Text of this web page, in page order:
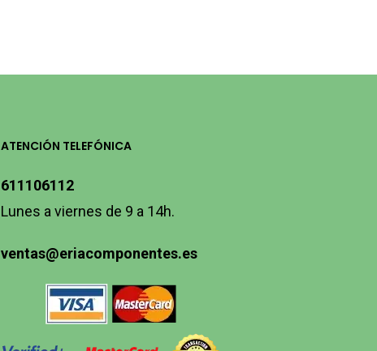
ATENCIÓN TELEFÓNICA
611106112
Lunes a viernes de 9 a 14h.
ventas@eriacomponentes.es